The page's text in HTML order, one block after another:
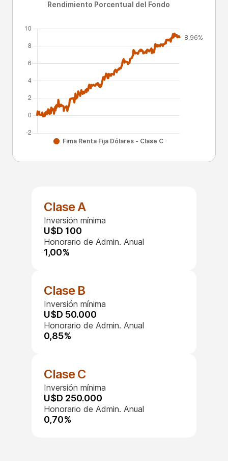
Clase A
Inversión mínima
U$D 100
Honorario de Admin. Anual
1,00%
Clase B
Inversión mínima
U$D 50.000
Honorario de Admin. Anual
0,85%
Clase C
Inversión mínima
U$D 250.000
Honorario de Admin. Anual
0,70%